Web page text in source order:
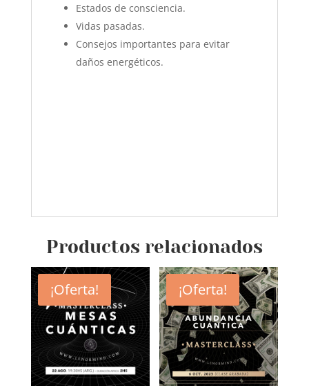
Estados de consciencia.
Vidas pasadas.
Consejos importantes para evitar
daños energéticos.
Productos relacionados
¡Oferta! ¡Oferta!